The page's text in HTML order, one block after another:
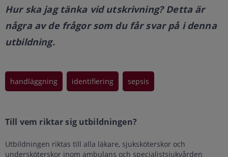
Hur ska jag tänka vid utskrivning? Detta är
några av de frågor som du får svar på i denna
utbildning.
handläggning identifiering sepsis
Till vem riktar sig utbildningen?
Utbildningen riktas till alla läkare, sjuksköterskor och
undersköterskor inom ambulans och specialistsjukvården